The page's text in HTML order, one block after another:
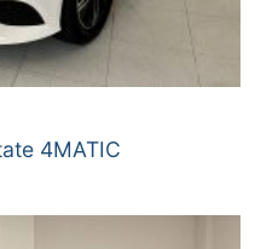
4MATIC